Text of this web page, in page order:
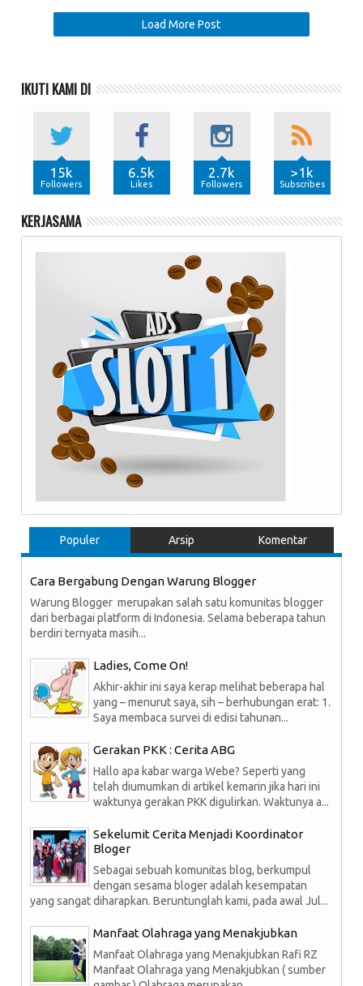
Load More Post
IKUTI KAMI DI
15k
Followers
6.5k
Likes
2.7k
Followers
>1k
Subscribes
KERJASAMA
Populer Arsip Komentar
Cara Bergabung Dengan Warung Blogger
Warung Blogger merupakan salah satu komunitas blogger
dari berbagai platform di Indonesia. Selama beberapa tahun
berdiri ternyata masih...
Ladies, Come On!
Akhir-akhir ini saya kerap melihat beberapa hal
yang – menurut saya, sih – berhubungan erat: 1.
Saya membaca survei di edisi tahunan...
Gerakan PKK : Cerita ABG
Hallo apa kabar warga Webe? Seperti yang
telah diumumkan di artikel kemarin jika hari ini
waktunya gerakan PKK digulirkan. Waktunya a...
Sekelumit Cerita Menjadi Koordinator
Bloger
Sebagai sebuah komunitas blog, berkumpul
dengan sesama bloger adalah kesempatan
yang sangat diharapkan. Beruntunglah kami, pada awal Jul...
Manfaat Olahraga yang Menakjubkan
Manfaat Olahraga yang Menakjubkan Rafi RZ
Manfaat Olahraga yang Menakjubkan ( sumber